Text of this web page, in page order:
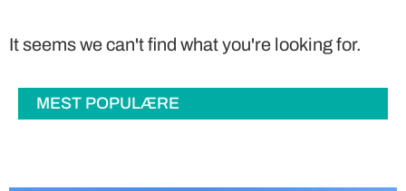
It seems we can't find what you're looking for.
MEST POPULÆRE